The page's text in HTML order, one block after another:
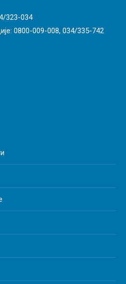
323-034
0800-009-008, 034/335-742